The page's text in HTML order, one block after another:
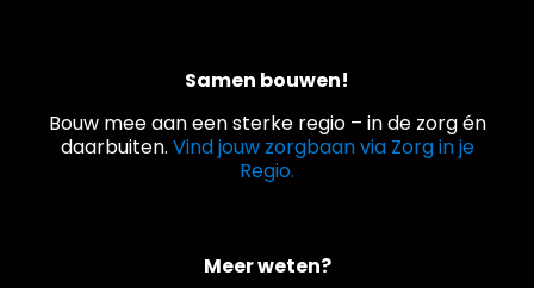
Samen bouwen!
Bouw mee aan een sterke regio – in de zorg én
daarbuiten. Vind jouw zorgbaan via Zorg in je
Regio.
Meer weten?